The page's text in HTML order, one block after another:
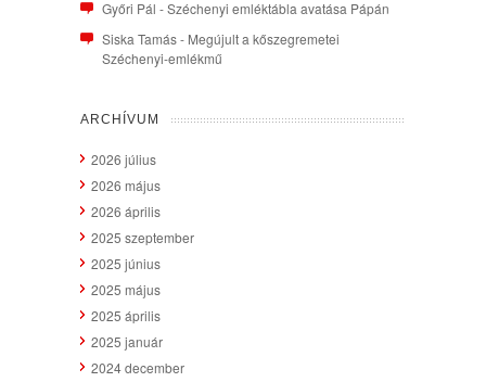
Győri Pál -Széchenyi emléktábla avatása Pápán
Siska Tamás- Megújult a kőszegremetei
Széchenyi-emlékmű
ARCHÍVUM
2026 július
2026 május
2026 április
2025 szeptember
2025 június
2025 május
2025 április
2025 január
2024 december